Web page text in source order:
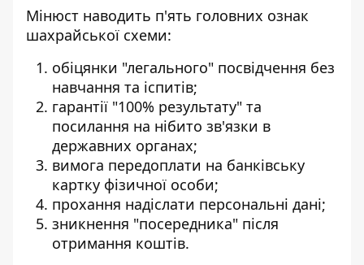
Мінюст наводить п'ять головних ознак
шахрайської схеми:
обіцянки "легального" посвідчення без
навчання та іспитів;
гарантії "100% результату" та
посилання на нібито зв'язки в
державних органах;
вимога передоплати на банківську
картку фізичної особи;
прохання надіслати персональні дані;
зникнення "посередника" після
отримання коштів.